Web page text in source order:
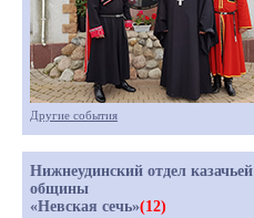
Другие события
Нижнеудинский отдел казачьей
общины
«Невская сечь»(12)